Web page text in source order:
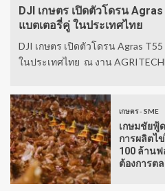
DJI เกษตร เปิดตัวโดรน
แบตเตอรี่คู่ ในประเทศไทย
DJI เกษตร เปิดตัวโดรน Agras
ในประเทศไทย ณ งาน
เกษตร - SME
เกษมชัยฟู้
การผลิตไ
100 ล้านฟ
ต้องการต